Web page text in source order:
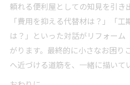
頼れる便利屋としての知見を引き
「費用を抑える代替材は？」「
は？」といった対話がリフォー
がります。最終的に小さなお困り
へ近づける道筋を、一緒に描いて